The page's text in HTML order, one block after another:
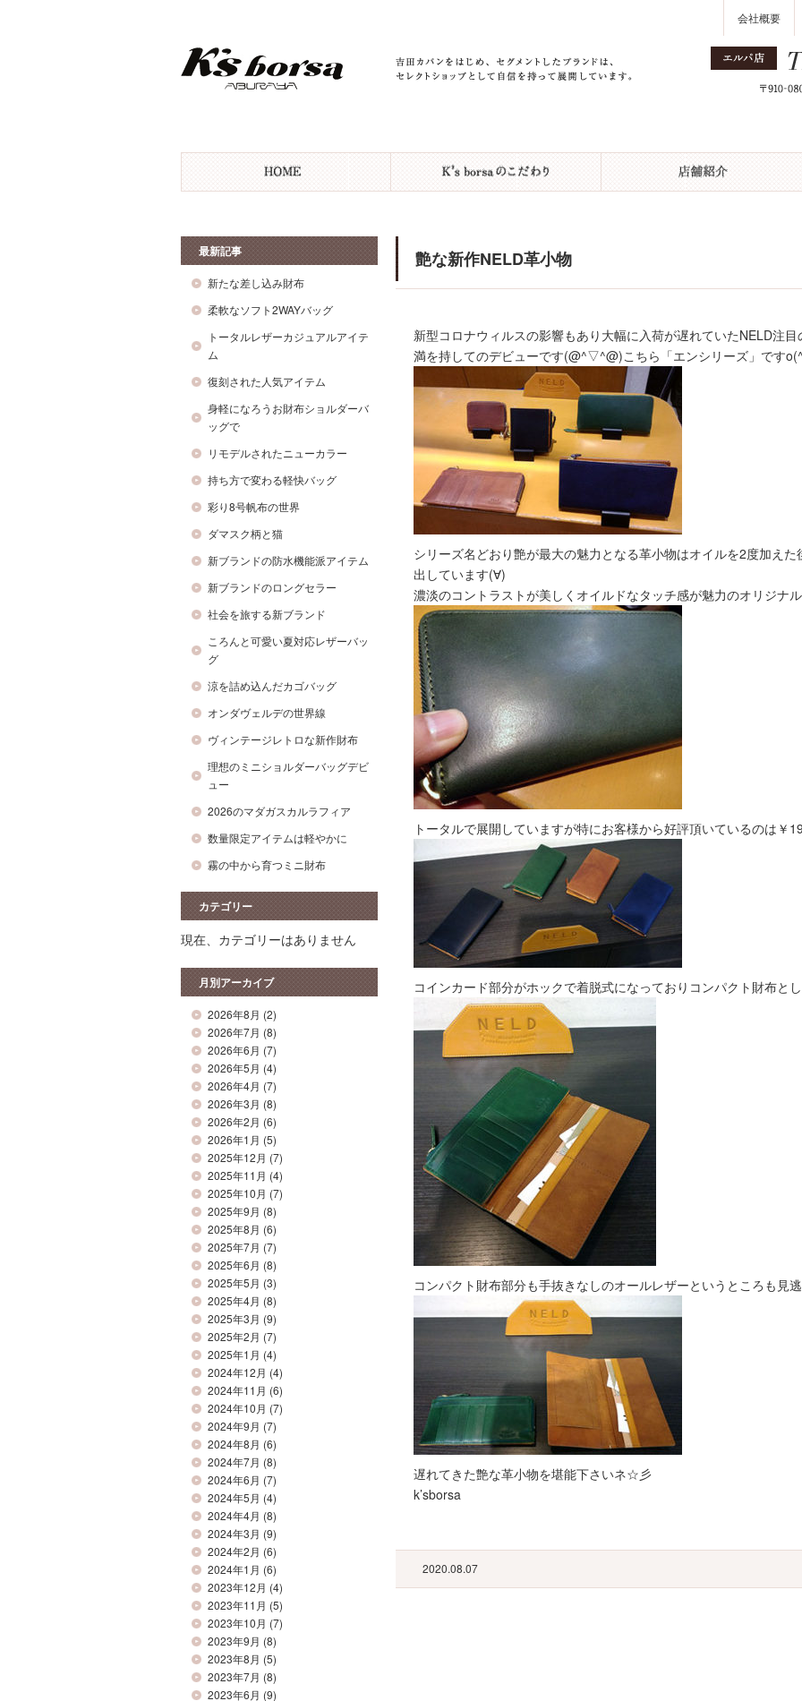
会社概要
最新記事
新たな差し込み財布
柔軟なソフト2WAYバッグ
トータルレザーカジュアルアイテ
ム
復刻された人気アイテム
身軽になろうお財布ショルダーバ
ッグで
リモデルされたニューカラー
持ち方で変わる軽快バッグ
彩り8号帆布の世界
ダマスク柄と猫
新ブランドの防水機能派アイテム
新ブランドのロングセラー
社会を旅する新ブランド
ころんと可愛い夏対応レザーバッ
グ
涼を詰め込んだカゴバッグ
オンダヴェルデの世界線
ヴィンテージレトロな新作財布
理想のミニショルダーバッグデビ
ュー
2026のマダガスカルラフィア
数量限定アイテムは軽やかに
霧の中から育つミニ財布
カテゴリー
現在、カテゴリーはありません
月別アーカイブ
2026年8月 (2)
2026年7月 (8)
2026年6月 (7)
2026年5月 (4)
2026年4月 (7)
2026年3月 (8)
2026年2月 (6)
2026年1月 (5)
2025年12月 (7)
2025年11月 (4)
2025年10月 (7)
2025年9月 (8)
2025年8月 (6)
2025年7月 (7)
2025年6月 (8)
2025年5月 (3)
2025年4月 (8)
2025年3月 (9)
2025年2月 (7)
2025年1月 (4)
2024年12月 (4)
2024年11月 (6)
2024年10月 (7)
2024年9月 (7)
2024年8月 (6)
2024年7月 (8)
2024年6月 (7)
2024年5月 (4)
2024年4月 (8)
2024年3月 (9)
2024年2月 (6)
2024年1月 (6)
2023年12月 (4)
2023年11月 (5)
2023年10月 (7)
2023年9月 (8)
2023年8月 (5)
2023年7月 (8)
2023年6月 (9)
艶な新作NELD革小物
新型コロナウィルスの影響もあり大幅に入荷が遅れていたNELD注
満を持してのデビューです(@^▽^@)こちら「エンシリーズ」です
シリーズ名どおり艶が最大の魅力となる革小物はオイルを2度加え
出しています(∀)
濃淡のコントラストが美しくオイルドなタッチ感が魅力のオリジナ
トータルで展開していますが特にお客様から好評頂いているのは￥
コインカード部分がホックで着脱式になっておりコンパクト財布と
コンパクト財布部分も手抜きなしのオールレザーというところも
遅れてきた艶な革小物を堪能下さいネ☆彡
k’sborsa
2020.08.07